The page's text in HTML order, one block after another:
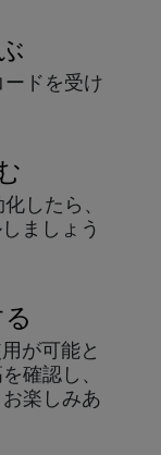
ドを受け
したら、
ま しょう
が可能と
確認し、
お楽しみあ